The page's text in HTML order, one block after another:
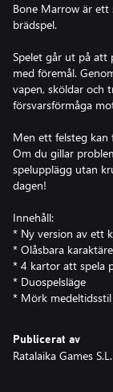
Bone Marrow är ett
brädspel.
Spelet går ut på att
med föremål.
vapen, sköldar och
försvarsförmåga
Men ett felsteg kan
Om du gillar
spelupplägg utan
dagen!
Innehåll:
* Ny version av ett
* Olåsbara
* 4 kartor att spela
* Duospelsläge
* Mörk
Publicerat av
Ratalaika Games S.L.